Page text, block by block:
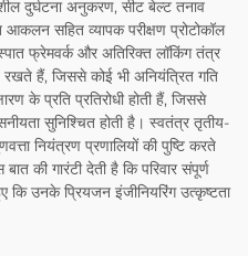
दुर्घटना अनुकरण, सीट बेल्ट तनाव
सहित व्यापक परीक्षण प्रोटोकॉल
फ्रेमवर्क और अतिरिक्त लॉकिंग तंत्र
रखते हैं, जिससे कोई भी अनियंत्रित गति
के प्रति प्रतिरोधी होती हैं, जिससे
सुनिश्चित होती है। स्वतंत्र तृतीय-
नियंत्रण प्रणालियों की पुष्टि करते
की गारंटी देती है कि परिवार संपूर्ण
उनके प्रियजन इंजीनियरिंग उत्कृष्टता